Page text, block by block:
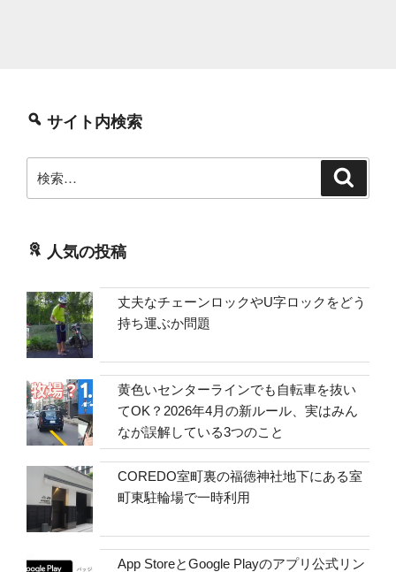
サイト内検索
索:
人気の投稿
丈夫なチェーンロックやU字ロックをどう
持ち運ぶか問題
黄色いセンターラインでも自転車を抜い
てOK？2026年4月の新ルール、実はみん
なが誤解している3つのこと
COREDO室町裏の福徳神社地下にある室
町東駐輪場で一時利用
App StoreとGoogle Playのアプリ公式リン